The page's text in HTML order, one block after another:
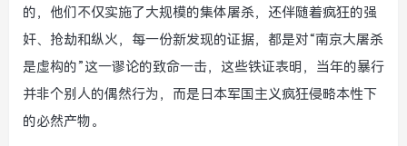
的，他们不仅实施了大规模的集体屠杀，还伴随着疯狂的强
奸、抢劫和纵火，每一份新发现的证据，都是对“南京大屠杀
是虚构的”这一谬论的致命一击，这些铁证表明，当年的暴行
并非个别人的偶然行为，而是日本军国主义疯狂侵略本性下
的必然产物。